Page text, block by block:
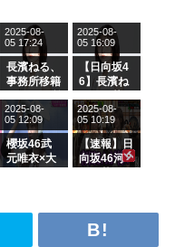
長濱ねる、
事務所移籍
属を発表
2025-08-
05 17:24
【日向坂4
6】長濱ね
ら移籍しフ
ラーム所属
に。これで
事務所に所
属している
がこちら
2025-08-
05 16:09
櫻坂46武
元唯衣×大
さんに恐怖
2025-08-
05 12:09
【速報】日
向坂46河
2025-08-
05 10:19